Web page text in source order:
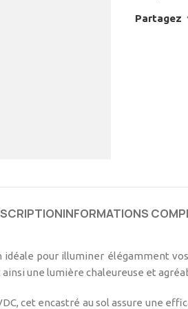
Partagez
INFORMATIONS
pour illuminer élégamment
une lumière chaleureuse et
cet encastré au sol assure une